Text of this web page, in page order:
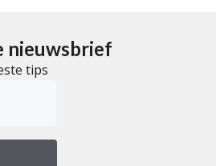
nieuwsbrief
tips